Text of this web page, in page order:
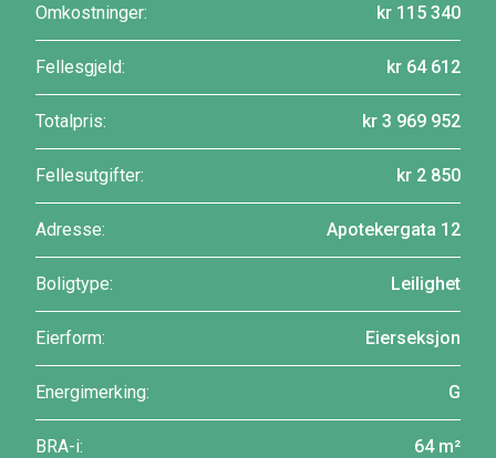
Omkostninger: kr 115 340
Fellesgjeld: kr 64 612
Totalpris: kr 3 969 952
Fellesutgifter: kr 2 850
Adresse: Apotekergata 12
Boligtype: Leilighet
Eierform: Eierseksjon
Energimerking: G
BRA-i: 64 m²